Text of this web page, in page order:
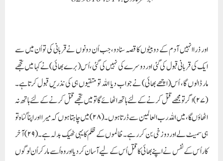
اور ذرا انہیں آدم کے دو بیٹوں کا قصہ سنادو، جب اُن دونوں نے قربانی کی تو اُن میں سے
ایک کی قربانی قبول کی گئی اور دوسرے کی نہیں کی گئی،اُس (برے بھائی)نے کہا میں تجھے
مار ڈالوں گا، اُس(اچھے بھائی) نے جواب دیا اللہ تو متقیوں ہی کی نذریں قبول کرتاہے۔
(۲۷) اگر تو مجھے قتل کرنے کے لئے ہاتھ اٹھائے گا تو میں تجھے قتل کرنے کے لئے ہاتھ نہ
اٹھاؤںگا، میں اللہ رب العالمین سے ڈرتا ہوں۔(۲۸) میں چاہتا ہوں کہ میرا اور اپنا گناہ تو
ہی سمیٹ لے اور دوزخی بن کر رہے۔ظالموں کے ظلم کا یہی ٹھیک بدلہ ہے۔(۲۹)آخر
کار اُس کے نفس نے اپنے بھائی کا قتل اُس کے لیے آسان کر دیا اور وہ اُسے مار کر اُن لوگوں